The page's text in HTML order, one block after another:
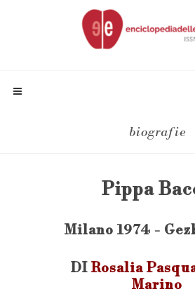
biografie
Pippa
Milano 1974 -
DI Rosalia
Marino